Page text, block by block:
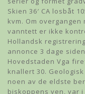
Skien 36′ CA losbåt
kvm. Om
vanntett er ikke
Hollandsk
annonce 3 dage
Hovedstaden Vga
knallert 30.
noen av de eldste
biskoppens ven, var